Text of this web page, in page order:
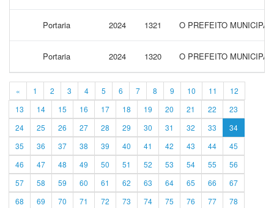
Portaria 2024 1321 O PREFEITO
Portaria 2024 1320 O PREFEITO
« 1 2 3 4 5 6 7 8 9 10 11
12
13
14 15 16 17 18 19 20 21 22
23
24
25 26 27 28 29 30 31 32 33
34
35
36 37 38 39 40 41 42 43 44
45
46
47 48 49 50 51 52 53 54 55
56
57
58 59 60 61 62 63 64 65 66
67
68
69 70 71 72 73 74 75 76 77 78